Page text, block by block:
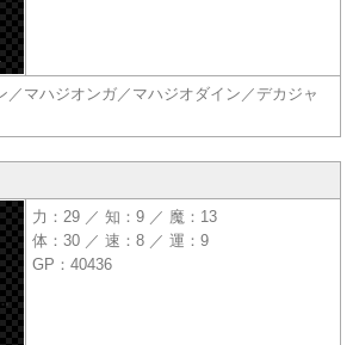
／マハジオンガ／マハジオダイン／デカジャ
力：29 ／ 知：9 ／ 魔：13
体：30 ／ 速：8 ／ 運：9
GP：40436